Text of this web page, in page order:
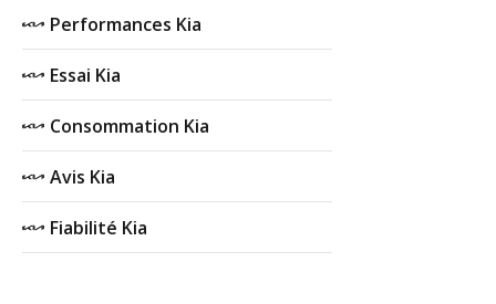
Performances Kia
Essai Kia
Consommation Kia
Avis Kia
Fiabilité Kia